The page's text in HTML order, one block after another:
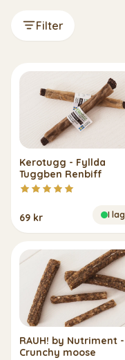
Filter
Kerotugg - Fyllda
Tuggben Renbiff
69 kr I
RAUH! by Nutriment -
Crunchy moose